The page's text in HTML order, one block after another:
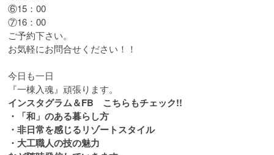
⑥15：00
⑦16：00
ご予約下さい。
お気軽にお問合せください！！
今日も一日
『一棟入魂』頑張ります。
インスタグラム＆FB こちらもチェック!!
・「和」のある暮らし方
・非日常を感じるリゾートスタイル
・大工職人の技の魅力